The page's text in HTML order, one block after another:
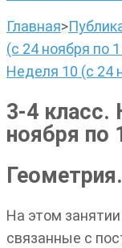
Главная>
(с 24 ноября по
Неделя 10 (с 24
3-4 класс.
ноября по
Геометрия.
На этом
связанные с